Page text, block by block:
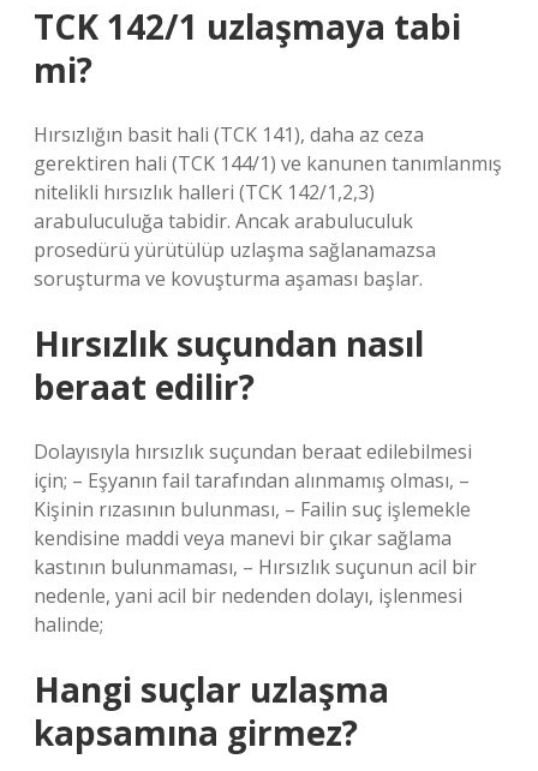
TCK 142/1 uzlaşmaya tabi
mi?
Hırsızlığın basit hali (TCK 141), daha az ceza
gerektiren hali (TCK 144/1) ve kanunen tanımlanmış
nitelikli hırsızlık halleri (TCK 142/1,2,3)
arabuluculuğa tabidir. Ancak arabuluculuk
prosedürü yürütülüp uzlaşma sağlanamazsa
soruşturma ve kovuşturma aşaması başlar.
Hırsızlık suçundan nasıl
beraat edilir?
Dolayısıyla hırsızlık suçundan beraat edilebilmesi
için; – Eşyanın fail tarafından alınmamış olması, –
Kişinin rızasının bulunması, – Failin suç işlemekle
kendisine maddi veya manevi bir çıkar sağlama
kastının bulunmaması, – Hırsızlık suçunun acil bir
nedenle, yani acil bir nedenden dolayı, işlenmesi
halinde;
Hangi suçlar uzlaşma
kapsamına girmez?